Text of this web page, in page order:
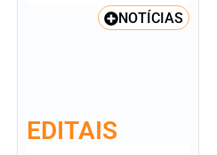
NOTÍCIAS
EDITAIS